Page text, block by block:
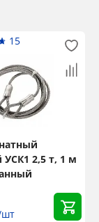
15
УСК1 2,5 т, 1 м
шт